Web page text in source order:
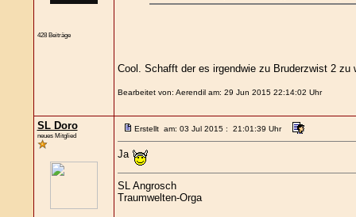
428 Beiträge
Cool. Schafft der es irgendwie zu Bruderzwist 2 zu
Bearbeitet von: Aerendil am: 29 Jun 2015 22:14:02 Uhr
SL Doro
neues Mitglied
Erstellt am: 03 Jul 2015 : 21:01:39 Uhr
Ja
SL Angrosch
Traumwelten-Orga